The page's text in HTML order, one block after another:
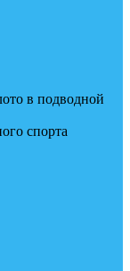
в подводной
спорта